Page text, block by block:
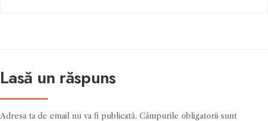
Lasă un răspuns
Adresa ta de email nu va fi publicată. Câmpurile obligatorii sunt